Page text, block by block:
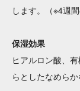
します。（※4週
保湿効果
ヒアルロン酸、
らとしたなめらか